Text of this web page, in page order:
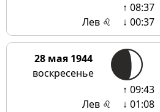
Лев ♌
↑ 08:37
↓ 00:37
28 мая 1944
воскресенье
Лев ♌
↑ 09:43
↓ 01:08